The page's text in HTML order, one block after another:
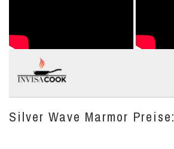
Silver Wave Marmor Preise: